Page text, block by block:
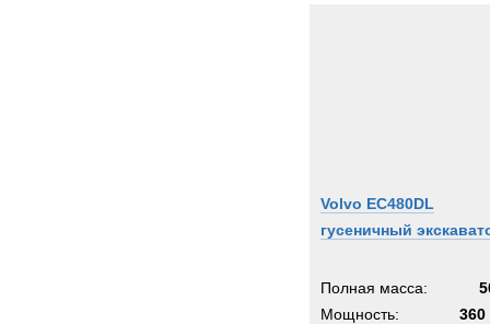
Volvo EC480DL
гусеничный
Полная масса:
Мощность:
360